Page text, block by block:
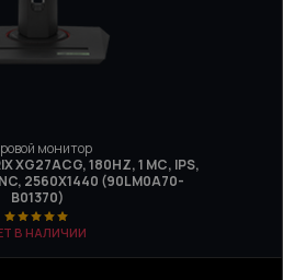
монитор
XG27ACG, 180HZ, 1 МС, IPS,
2560X1440 (90LM0A70-
B01370)
В НАЛИЧИИ